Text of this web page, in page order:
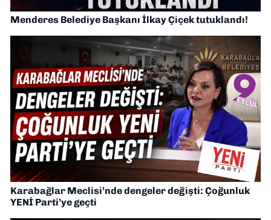
Menderes Belediye Başkanı İlkay Çiçek tutuklandı!
Karabağlar Meclisi’nde dengeler değişti: Çoğunluk
YENİ Parti’ye geçti